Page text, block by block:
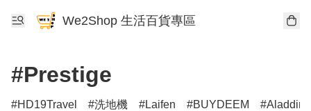
We2Shop 生活百貨專區
#Prestige
HD19Travel 洗地機 Laifen BUYDEEM
Aladdin